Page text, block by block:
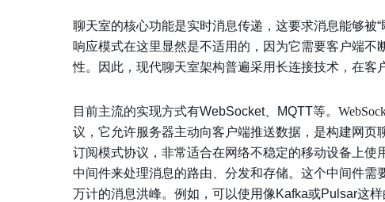
聊天室的核心功能是实时消息传递，这要求消息能够被
响应模式在这里显然是不适用的，因为它需要客户端不
性。因此，现代聊天室架构普遍采用长连接技术，在客
目前主流的实现方式有WebSocket、MQTT等。
议，它允许服务器主动向客户端推送数据，是构建网页
订阅模式协议，非常适合在网络不稳定的移动设备上
中间件来处理消息的路由、分发和存储。这个中间件
万计的消息洪峰。例如，可以使用像Kafka或Pulsar这